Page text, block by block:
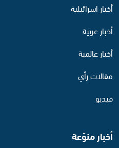
أخبار اسرائيلية
أخبار عربية
أخبار عالمية
مقالات رأي
فيديو
أخبار منوّعة